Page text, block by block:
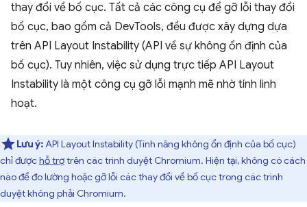
thay đổi về bố cục. Tất cả các công cụ để gỡ lỗi thay đổi
bố cục, bao gồm cả DevTools, đều được xây dựng dựa
trên API Layout Instability (API về sự không ổn định của
bố cục). Tuy nhiên, việc sử dụng trực tiếp API Layout
Instability là một công cụ gỡ lỗi mạnh mẽ nhờ tính linh
hoạt.
Lưu ý:API Layout Instability (Tính năng không ổn định của bố cục)
chỉ đượchỗ trợtrên các trình duyệt Chromium. Hiện tại, không có cách
nào để đo lường hoặc gỡ lỗi các thay đổi về bố cục trong các trình
duyệt không phải Chromium.